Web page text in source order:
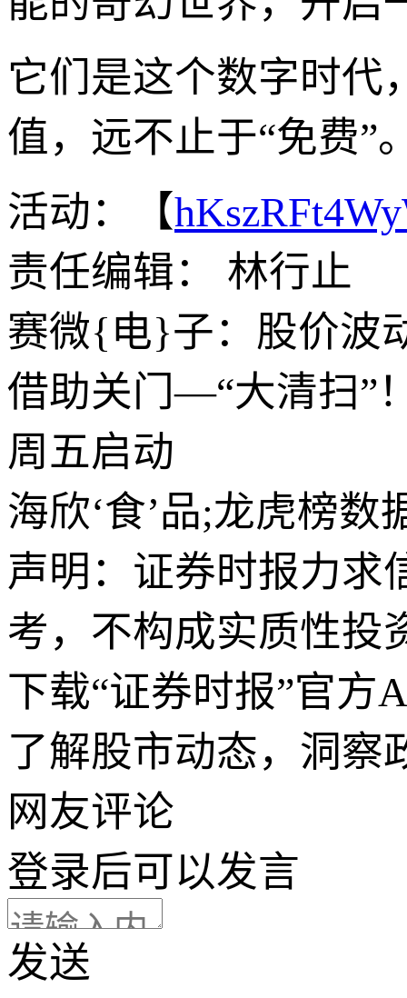
它们是这个数字时代
值，远不止于“免费”
活动：【
责任编辑： 林行止
赛微{电}子：股价波
借助关门—“大清扫”
周五启动
海欣‘食’品;龙虎榜数
声明：证券时报力求
考，不构成实质性投
下载“证券时报”官方
了解股市动态，洞察
网友评论
登录后可以发言
发送